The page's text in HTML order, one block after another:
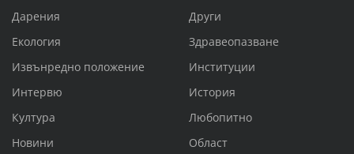
Дарения
Други
Екология
Здравеопазване
Извънредно положение
Институции
Интервю
История
Култура
Любопитно
Новини
Област